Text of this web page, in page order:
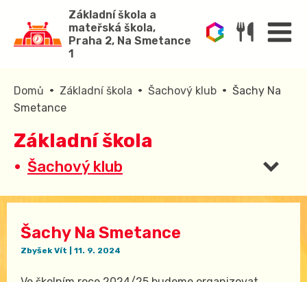
Základní škola a
mateřská škola,
Praha 2, Na Smetance
1
Domů • Základní škola • Šachový klub • Šachy Na
Smetance
Základní škola
Šachový klub
Šachy Na Smetance
Zbyšek Vít 11. 9. 2024